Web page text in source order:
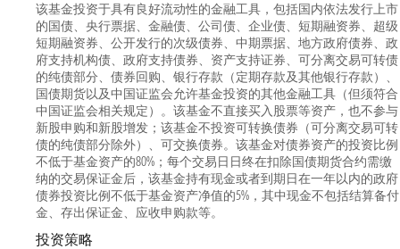
该基金投资于具有良好流动性的金融工具，包括国内依法发行上市
的国债、央行票据、金融债、公司债、企业债、短期融资券、超级
短期融资券、公开发行的次级债券、中期票据、地方政府债券、政
府支持机构债、政府支持债券、资产支持证券、可分离交易可转债
的纯债部分、债券回购、银行存款（定期存款及其他银行存款）、
国债期货以及中国证监会允许基金投资的其他金融工具（但须符合
中国证监会相关规定）。该基金不直接买入股票等资产，也不参与
新股申购和新股增发；该基金不投资可转换债券（可分离交易可转
债的纯债部分除外）、可交换债券。该基金对债券资产的投资比例
不低于基金资产的80%；每个交易日日终在扣除国债期货合约需缴
纳的交易保证金后，该基金持有现金或者到期日在一年以内的政府
债券投资比例不低于基金资产净值的5%，其中现金不包括结算备付
金、存出保证金、应收申购款等。
投资策略